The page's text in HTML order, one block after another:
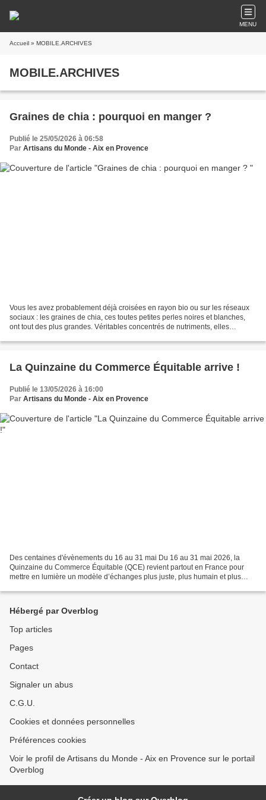
MENU
Accueil » MOBILE.ARCHIVES
MOBILE.ARCHIVES
Graines de chia : pourquoi en manger ?
Publié le 25/05/2026 à 06:58
Par Artisans du Monde - Aix en Provence
Vous les avez probablement déjà croisées en rayon bio ou sur les réseaux
sociaux : les graines de chia, ces toutes petites perles noires et blanches,
ont tout des plus grandes. Véritables concentrés de nutriments, elles
La Quinzaine du Commerce Équitable arrive !
Publié le 13/05/2026 à 16:00
Par Artisans du Monde - Aix en Provence
Des centaines d'évènements du 16 au 31 mai Du 16 au 31 mai 2026, la
Quinzaine du Commerce Équitable (QCE) revient partout en France pour
mettre en lumière un modèle d’échanges plus juste, plus humain et plus
Hébergé par Overblog
Top articles
Pages
Contact
Signaler un abus
C.G.U.
Cookies et données personnelles
Préférences cookies
Voir le profil de Artisans du Monde - Aix en Provence sur le portail
Overblog